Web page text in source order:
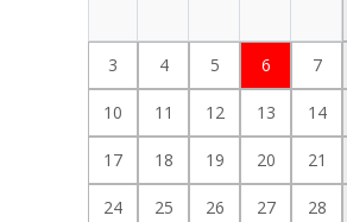
3 4 5 6 7
10 11 12 13 14
17 18 19 20 21
24 25 26 27 28